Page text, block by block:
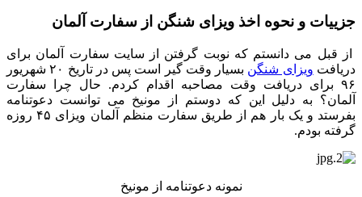
جزییات و نحوه اخذ ویزای شنگن از سفارت آلمان
از قبل می دانستم که نوبت گرفتن از سایت سفارت آلمان برای
دریافت ویزای شنگن
بسیار وقت گیر است پس در تاریخ ۲۰ شهریور
۹۶ برای دریافت وقت مصاحبه اقدام کردم. حال چرا سفارت
آلمان؟ به دلیل این که دوستم از مونیخ می توانست دعوتنامه
بفرستد و یک بار هم از طریق سفارت منظم آلمان ویزای ۴۵ روزه
گرفته بودم.
نمونه دعوتنامه از مونیخ